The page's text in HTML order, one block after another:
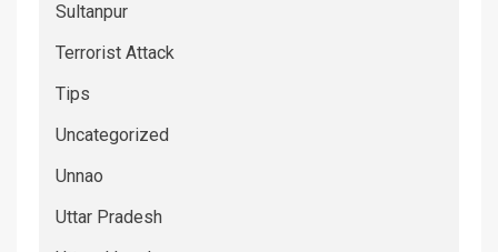
Sultanpur
Terrorist Attack
Tips
Uncategorized
Unnao
Uttar Pradesh